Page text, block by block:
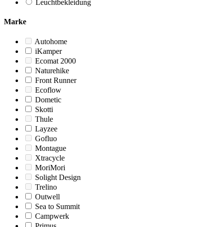
Leuchtbekleidung
Marke
Autohome
iKamper
Ecomat 2000
Naturehike
Front Runner
Ecoflow
Dometic
Skotti
Thule
Layzee
Gofluo
Montague
Xtracycle
MoriMori
Solight Design
Trelino
Outwell
Sea to Summit
Campwerk